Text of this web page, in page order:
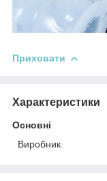
Приховати
Характеристики
Основні
Виробник